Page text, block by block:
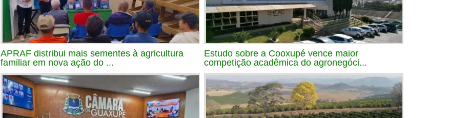
APRAF distribui mais sementes à agricultura
familiar em nova ação do ...
Estudo sobre a Cooxupé vence maior
competição acadêmica do agronegóci...